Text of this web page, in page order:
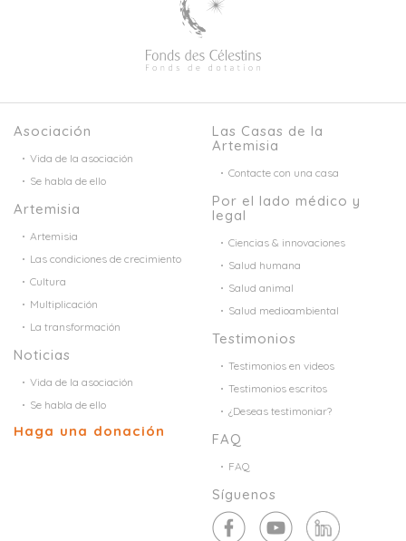
Asociación
Vida de la asociación
Se habla de ello
Artemisia
Artemisia
Las condiciones de crecimiento
Cultura
Multiplicación
La transformación
Noticias
Vida de la asociación
Se habla de ello
Haga una donación
Las Casas de la
Artemisia
Contacte con una casa
Por el lado médico y
legal
Ciencias & innovaciones
Salud humana
Salud animal
Salud medioambiental
Testimonios
Testimonios en videos
Testimonios escritos
¿Deseas testimoniar?
FAQ
FAQ
Síguenos